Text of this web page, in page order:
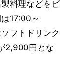
料理などをビ
17:00～
フトドリンク
2,900円とな